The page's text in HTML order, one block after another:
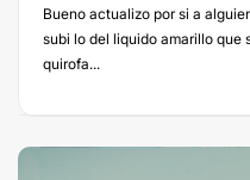
Bueno actualizo por si a
subi lo del liquido amarillo que
quirofa...